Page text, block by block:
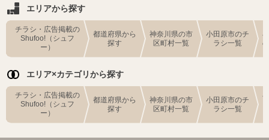
エリアから探す
チラシ・広告掲載の
Shufoo!（シュフ
ー）
都道府県から
探す
神奈川県の市
区町村一覧
小田原市のチ
ラシ一覧
エリア×カテゴリから探す
チラシ・広告掲載の
Shufoo!（シュフ
ー）
都道府県から
探す
神奈川県の市
区町村一覧
小田原市のチ
ラシ一覧